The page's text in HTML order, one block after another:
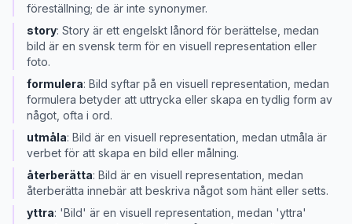
föreställning; de är inte synonymer.
story: Story är ett engelskt lånord för berättelse, medan
bild är en svensk term för en visuell representation eller
foto.
formulera: Bild syftar på en visuell representation, medan
formulera betyder att uttrycka eller skapa en tydlig form av
något, ofta i ord.
utmåla: Bild är en visuell representation, medan utmåla är
verbet för att skapa en bild eller målning.
återberätta: Bild är en visuell representation, medan
återberätta innebär att beskriva något som hänt eller setts.
yttra: 'Bild' är en visuell representation, medan 'yttra'